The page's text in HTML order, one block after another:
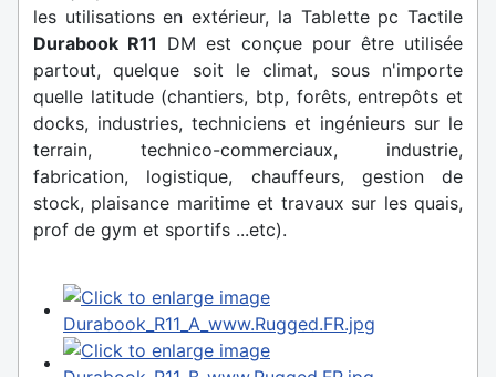
les utilisations en extérieur, la Tablette pc Tactile
Durabook R11 DM est conçue pour être utilisée
partout, quelque soit le climat, sous n'importe
quelle latitude (chantiers, btp, forêts, entrepôts et
docks, industries, techniciens et ingénieurs sur le
terrain, technico-commerciaux, industrie,
fabrication, logistique, chauffeurs, gestion de
stock, plaisance maritime et travaux sur les quais,
prof de gym et sportifs ...etc).